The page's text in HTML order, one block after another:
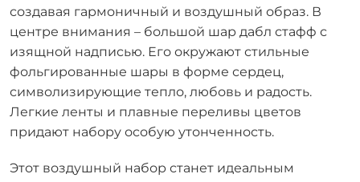
создавая гармоничный и воздушный образ. В
центре внимания – большой шар дабл стафф с
изящной надписью. Его окружают стильные
фольгированные шары в форме сердец,
символизирующие тепло, любовь и радость.
Легкие ленты и плавные переливы цветов
придают набору особую утонченность.
Этот воздушный набор станет идеальным